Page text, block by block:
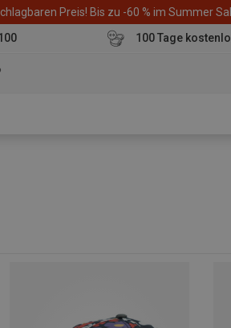
Preis! Bis zu -60 % im Summer
100 Tage